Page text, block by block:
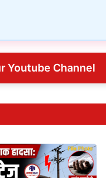
Youtube Channel